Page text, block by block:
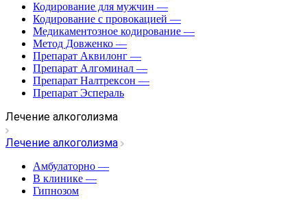
Кодирование для мужчин —
Кодирование с провокацией —
Медикаментозное кодирование —
Метод Довженко —
Препарат Аквилонг —
Препарат Алгоминал —
Препарат Налтрексон —
Препарат Эспераль
Лечение алкоголизма
Лечение алкоголизма
Амбулаторно —
В клинике —
Гипнозом